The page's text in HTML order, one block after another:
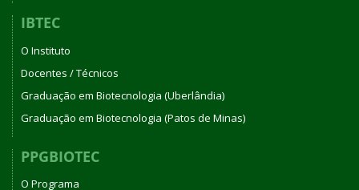
IBTEC
O Instituto
Docentes / Técnicos
Graduação em Biotecnologia (Uberlândia)
Graduação em Biotecnologia (Patos de Minas)
PPGBIOTEC
O Programa